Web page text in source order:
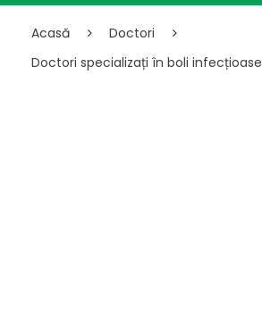
Acasă
Doctori
Doctori specializați în boli infecțioase